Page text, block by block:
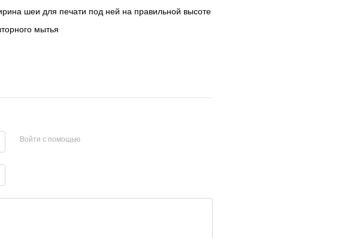
шеи для печати под ней на правильной высоте
мытья
Войти с помощью